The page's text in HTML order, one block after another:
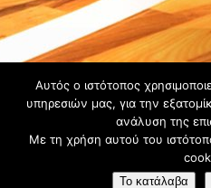
All
Αυτός ο ιστότοπος
υπηρεσιών μας, για την
ανάλυση της
Με τη χρήση αυτού του
Το κατάλαβα